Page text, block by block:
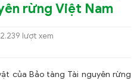
rừng Việt Nam
2.239 lượt xem
của Bảo tàng Tài nguyên rừng